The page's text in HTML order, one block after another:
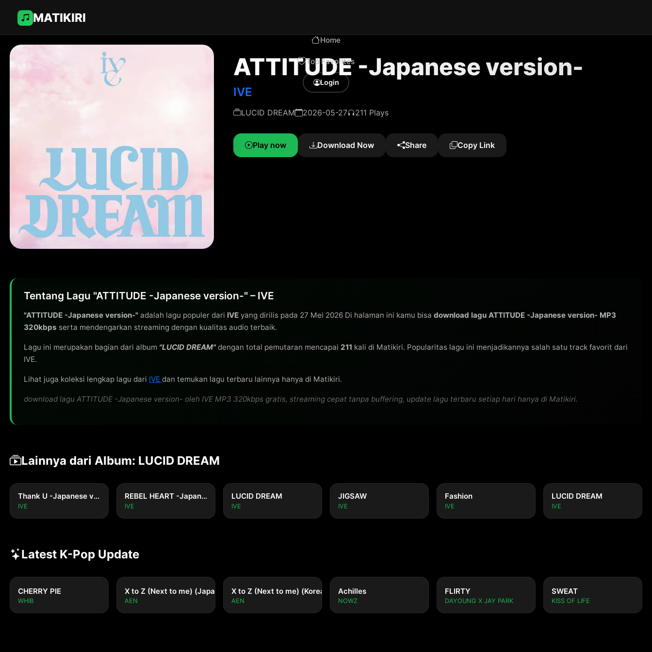
MATIKIRI
Home
Top Favorites
Login
ATTITUDE -Japanese version-
IVE
LUCID DREAM 2026-05-27 211 Plays
Play now Download Now Share Copy Link
Tentang Lagu "ATTITUDE -Japanese version-" – IVE
"ATTITUDE -Japanese version-" adalah lagu populer dari IVE yang dirilis pada 27 Mei 2026 Di halaman ini kamu bisa download lagu ATTITUDE -Japanese version- MP3
320kbps serta mendengarkan streaming dengan kualitas audio terbaik.
Lagu ini merupakan bagian dari album "LUCID DREAM"dengan total pemutaran mencapai 211 kali di Matikiri. Popularitas lagu ini menjadikannya salah satu track favorit dari
IVE.
Lihat juga koleksi lengkap lagu dari IVE dan temukan lagu terbaru lainnya hanya di Matikiri.
download lagu ATTITUDE -Japanese version- oleh IVE MP3 320kbps gratis, streaming cepat tanpa buffering, update lagu terbaru setiap hari hanya di Matikiri.
Lainnya dari Album: LUCID DREAM
Thank U -Japanese version-
IVE
REBEL HEART -Japanese version-
IVE
LUCID DREAM
IVE
JIGSAW
IVE
Fashion
IVE
LUCID DREAM
IVE
Latest K-Pop Update
CHERRY PIE
WHIB
X to Z (Next to me) (Japanese ver.)
AEN
X to Z (Next to me) (Korean ver.)
AEN
Achilles
NOWZ
FLIRTY
DAYOUNG X JAY PARK
SWEAT
KISS OF LIFE